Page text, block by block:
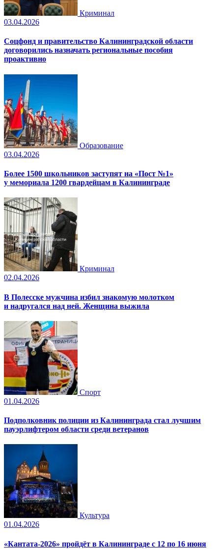
Криминал
03.04.2026
Соцфонд и правительство Калининградской области
договорились назначать региональные пособия
проактивно
Образование
03.04.2026
Более 1500 школьников заступят на «Пост №1»
у мемориала 1200 гвардейцам в Калининграде
Криминал
02.04.2026
В Полесске мужчина избил знакомую молотком
и надругался над ней. Женщина выжила
Спорт
01.04.2026
Подполковник полиции из Калининграда стал лучшим
пауэрлифтером области среди ветеранов
Культура
01.04.2026
«Кантата-2026» пройдёт в Калининграде с 12 по 16 июня